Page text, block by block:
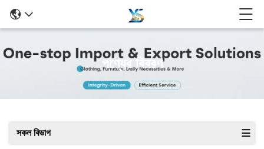
পণ্যের বিবরণ
সকল বিভাগ